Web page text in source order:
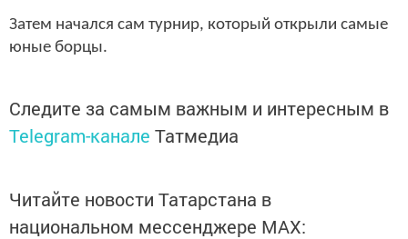
Затем начался сам турнир, который открыли самые
юные борцы.
Следите за самым важным и интересным в
Telegram-канале Татмедиа
Читайте новости Татарстана в
национальном мессенджере MАХ: